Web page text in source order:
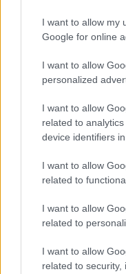
I want to allow my
Google for online
I want to allow
personalized
I want to allow
related to
device identifiers in
I want to allow
related to
I want to allow
related to
I want to allow
related to security,
The
avagy ne
a
Lelkes anime
fanatikus, vagy
com-rajongó